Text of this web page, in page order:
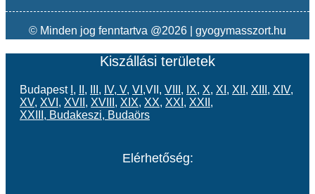
© Minden jog fenntartva @2026 | gyogymasszort.hu
Kiszállási területek
Budapest , , , IV, V, VI ,VII, VIII , IX, X, XI , XII , XIII , XIV,
XV, XVI , XVII , XVIII , XIX, XX, XXI , XXII ,
XXIII , Budakeszi, Budaörs
Elérhetőség: